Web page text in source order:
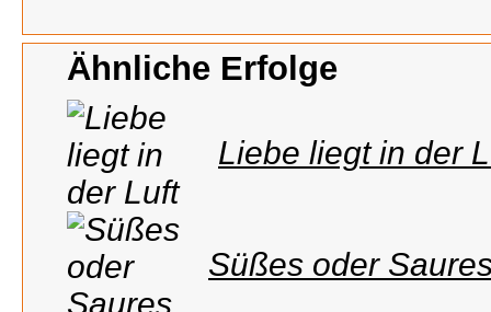
Ähnliche Erfolge
Liebe liegt in der
Süßes oder